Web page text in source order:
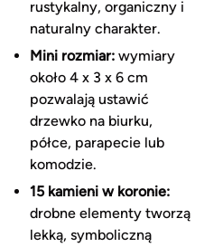
rustykalny, organiczny i
naturalny charakter.
Mini rozmiar:wymiary
około 4 x 3 x 6 cm
pozwalają ustawić
drzewko na biurku,
półce, parapecie lub
komodzie.
15 kamieni w koronie:
drobne elementy tworzą
lekką, symboliczną